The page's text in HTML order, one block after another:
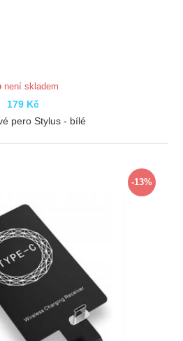
není skladem
179 Kč
pero Stylus - bílé
-13%